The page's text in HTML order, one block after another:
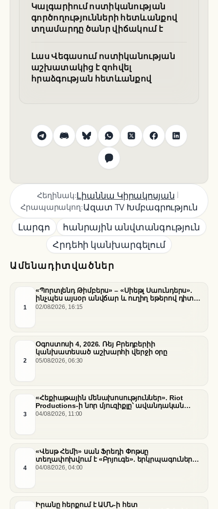
Ամենադիտվածներ
1
«Պորտլենդ Թիմբերս» – «Սիեթլ Սաունդերս».
ինչպես այսօր անվճար և ուղիղ եթերով դիտել
հանդիպումը
02/08/2026, 16:15
2
Օգոստոսի 4, 2026. Ռեյ Բրեդբերիի
կանխատեսած աշխարհի վերջի օրը
05/08/2026, 06:30
3
«Հեքիաթային մենախոսություններ». Riot
Productions-ի նոր մյուզիքլը՝ ավանդական
պատմությունների նոր վերաիմաստավորում
04/08/2026, 11:00
4
«Վեսթ Հեմի» սան Ֆրեդի Փոթսը
տեղափոխվում է «Բրյուգե». երկրպագուների
դժգոհությունը և ակումբի ռազմավարությունը
04/08/2026, 04:00
Իրանը հերքում է ԱՄՆ-ի հետ
Կալգարիում ոստիկանության
գործողությունների հետևանքով
տղամարդը ծանր վիճակում է
Լաս Վեգասում ոստիկանության
աշխատակից է զոհվել
հրաձգության հետևանքով
Հեղինակ:Լիաննա Կիրակոսյան |
Հրապարակող:Ազատ TV Խմբագրություն
Լարգո
հանրային անվտանգություն
Հրդեհի կանխարգելում